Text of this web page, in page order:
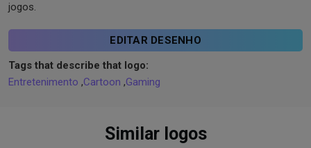
jogos.
EDITAR DESENHO
Tags that describe that logo:
Entretenimento ,Cartoon ,Gaming
Similar logos